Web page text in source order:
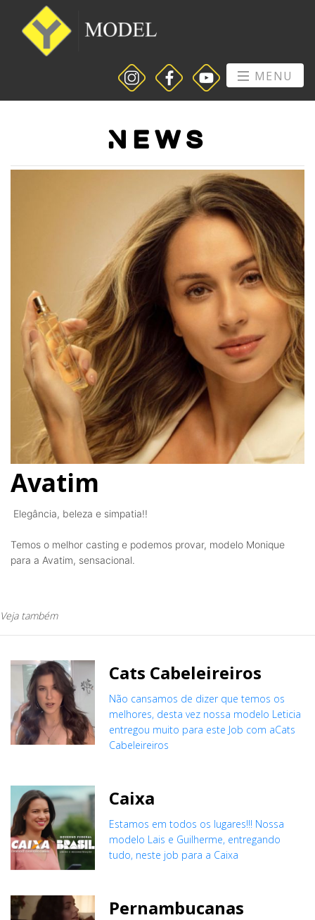
MENU
News
Avatim
Elegância, beleza e simpatia!!
Temos o melhor casting e podemos provar, modelo Monique
para a Avatim, sensacional.
Veja também
Cats Cabeleireiros
Não cansamos de dizer que temos os
melhores, desta vez nossa modelo Leticia
entregou muito para este Job com aCats
Cabeleireiros
Caixa
Estamos em todos os lugares!!! Nossa
modelo Lais e Guilherme, entregando
tudo, neste job para a Caixa
Pernambucanas